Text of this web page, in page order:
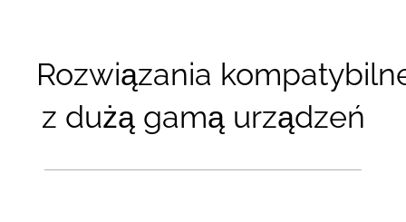
Rozwiązania
z dużą gamą urządzeń